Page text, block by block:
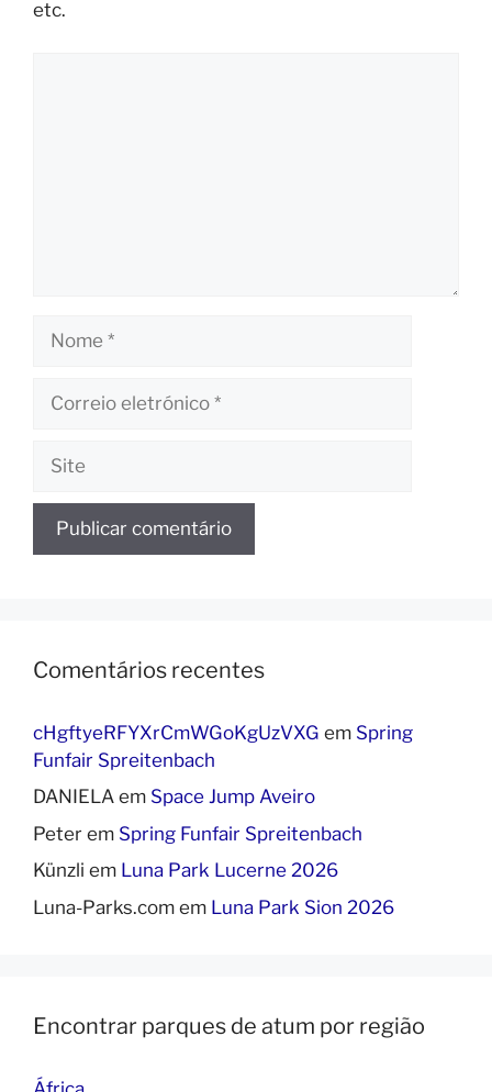
etc.
eletrónico
Comentários recentes
cHgftyeRFYXrCmWGoKgUzVXG em Spring
Funfair Spreitenbach
DANIELA em Space Jump Aveiro
Peter em Spring Funfair Spreitenbach
Künzli em Luna Park Lucerne 2026
Luna-Parks.com em Luna Park Sion 2026
Encontrar parques de atum por região